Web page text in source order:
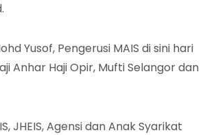
Yusof, Pengerusi MAIS di sini hari
Anhar Haji Opir, Mufti Selangor dan
Agensi dan Anak Syarikat